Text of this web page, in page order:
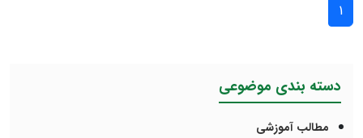
1
دسته بندی موضوعی
مطالب آموزشی